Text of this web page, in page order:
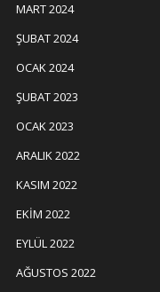
MART 2024
ŞUBAT 2024
OCAK 2024
ŞUBAT 2023
OCAK 2023
ARALIK 2022
KASIM 2022
EKIM 2022
EYLÜL 2022
AĞUSTOS 2022